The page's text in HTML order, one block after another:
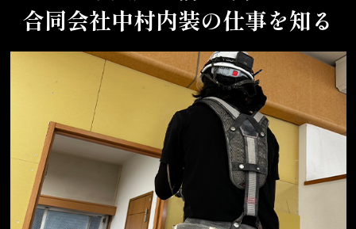
合同会社中村内装の仕事を知る